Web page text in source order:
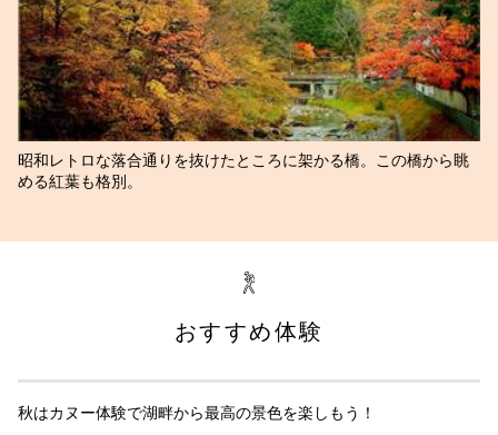
昭和レトロな落合通りを抜けたところに架かる橋。この橋から眺
める紅葉も格別。
おすすめ体験
秋はカヌー体験で湖畔から最高の景色を楽しもう！